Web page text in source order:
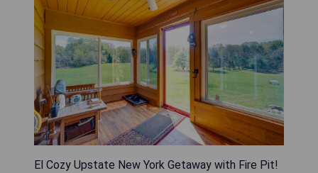
El Cozy Upstate New York Getaway with Fire Pit!